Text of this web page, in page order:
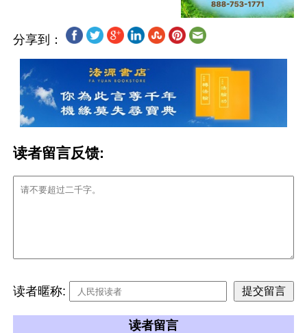
分享到：
读者留言反馈:
读者暱称:
读者留言